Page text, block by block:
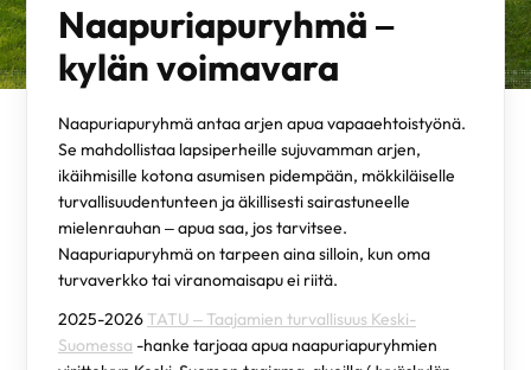
Naapuriapuryhmä –
kylän voimavara
Naapuriapuryhmä antaa arjen apua vapaaehtoistyönä.
Se mahdollistaa lapsiperheille sujuvamman arjen,
ikäihmisille kotona asumisen pidempään, mökkiläiselle
turvallisuudentunteen ja äkillisesti sairastuneelle
mielenrauhan – apua saa, jos tarvitsee.
Naapuriapuryhmä on tarpeen aina silloin, kun oma
turvaverkko tai viranomaisapu ei riitä.
2025-2026 TATU – Taajamien turvallisuus Keski-
Suomessa -hanke tarjoaa apua naapuriapuryhmien